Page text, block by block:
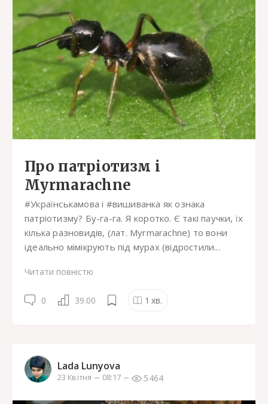
Про патріотизм і
Myrmarachne
#Українськамова і #вишиванка як ознака
патріотизму? Бу-га-га. Я коротко. Є такі паучки, їх
кілька разновидів, (лат. Myrmarachne) то вони
ідеально мімікрують під мурах (відростили...
Читати повністю
0 39.00 1 хв.
Lada Lunyova
23 Квітня 08:17 5464